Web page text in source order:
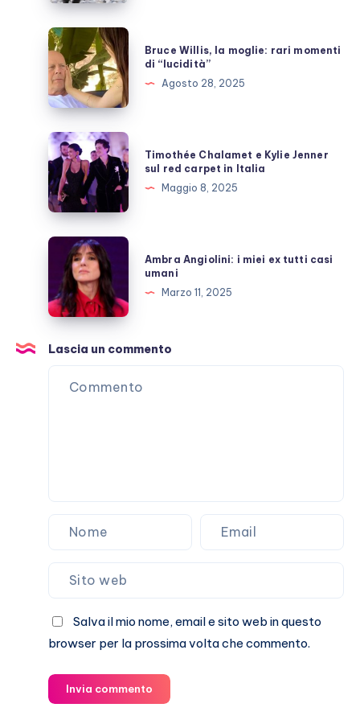
quante
inutili
polemiche
Bruce
Willis,
la
moglie:
rari
momenti
di
“lucidità”
Bruce Willis, la moglie: rari momenti
di “lucidità”
Agosto 28, 2025
Timothée
Chalamet
e
Kylie
Jenner
sul
carpet
in
Italia
Timothée Chalamet e Kylie Jenner
sul red carpet in Italia
Maggio 8, 2025
Ambra
Angiolini:
miei
ex
tutti
casi
umani
Ambra Angiolini: i miei ex tutti casi
umani
Marzo 11, 2025
Lascia un commento
Salva il mio nome, email e sito web in questo
browser per la prossima volta che commento.
Invia commento